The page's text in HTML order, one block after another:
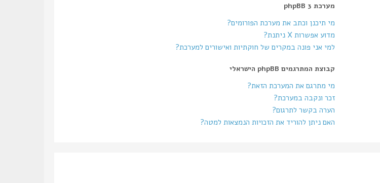
מערכת phpBB 3
מי תיכנן וכתב את מערכת הפורומים?
מדוע אפשרות X ניתנת?
למי אני פונה במקרים של חוקתיות ואישורים למערכת?
קבוצת המתרגמים phpBB הישראלי
מי מתרגם את המערכת הזאת?
זכר ונקבה במערכת?
הערה בקשר לתרגום?
האם ניתן להוריד את הזכויות הנמצאות למטה?